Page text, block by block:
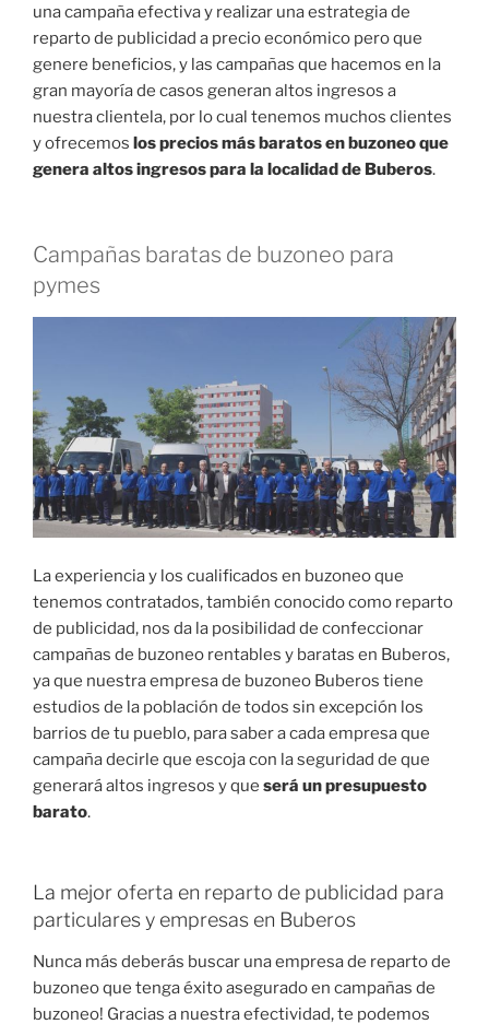
una campaña efectiva y realizar una estrategia de
reparto de publicidad a precio económico pero que
genere beneficios, y las campañas que hacemos en la
gran mayoría de casos generan altos ingresos a
nuestra clientela, por lo cual tenemos muchos clientes
y ofrecemos los precios más baratos en buzoneo que
genera altos ingresos para la localidad de Buberos.
Campañas baratas de buzoneo para
pymes
La experiencia y los cualificados en buzoneo que
tenemos contratados, también conocido como reparto
de publicidad, nos da la posibilidad de confeccionar
campañas de buzoneo rentables y baratas en Buberos,
ya que nuestra empresa de buzoneo Buberos tiene
estudios de la población de todos sin excepción los
barrios de tu pueblo, para saber a cada empresa que
campaña decirle que escoja con la seguridad de que
generará altos ingresos y que será un presupuesto
barato.
La mejor oferta en reparto de publicidad para
particulares y empresas en Buberos
Nunca más deberás buscar una empresa de reparto de
buzoneo que tenga éxito asegurado en campañas de
buzoneo! Gracias a nuestra efectividad, te podemos